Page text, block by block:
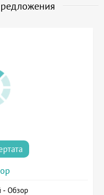
- Обзор